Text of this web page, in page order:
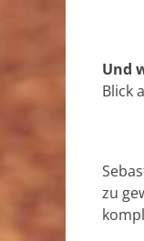
Und
Blick
zu